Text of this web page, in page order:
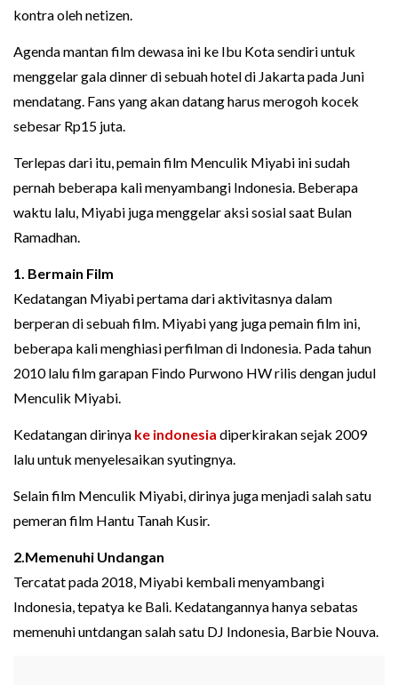
kontra oleh netizen.
Agenda mantan film dewasa ini ke Ibu Kota sendiri untuk
menggelar gala dinner di sebuah hotel di Jakarta pada Juni
mendatang. Fans yang akan datang harus merogoh kocek
sebesar Rp15 juta.
Terlepas dari itu, pemain film Menculik Miyabi ini sudah
pernah beberapa kali menyambangi Indonesia. Beberapa
waktu lalu, Miyabi juga menggelar aksi sosial saat Bulan
Ramadhan.
1. Bermain Film
Kedatangan Miyabi pertama dari aktivitasnya dalam
berperan di sebuah film. Miyabi yang juga pemain film ini,
beberapa kali menghiasi perfilman di Indonesia. Pada tahun
2010 lalu film garapan Findo Purwono HW rilis dengan judul
Menculik Miyabi.
Kedatangan dirinya ke indonesia diperkirakan sejak 2009
lalu untuk menyelesaikan syutingnya.
Selain film Menculik Miyabi, dirinya juga menjadi salah satu
pemeran film Hantu Tanah Kusir.
2.Memenuhi Undangan
Tercatat pada 2018, Miyabi kembali menyambangi
Indonesia, tepatya ke Bali. Kedatangannya hanya sebatas
memenuhi untdangan salah satu DJ Indonesia, Barbie Nouva.